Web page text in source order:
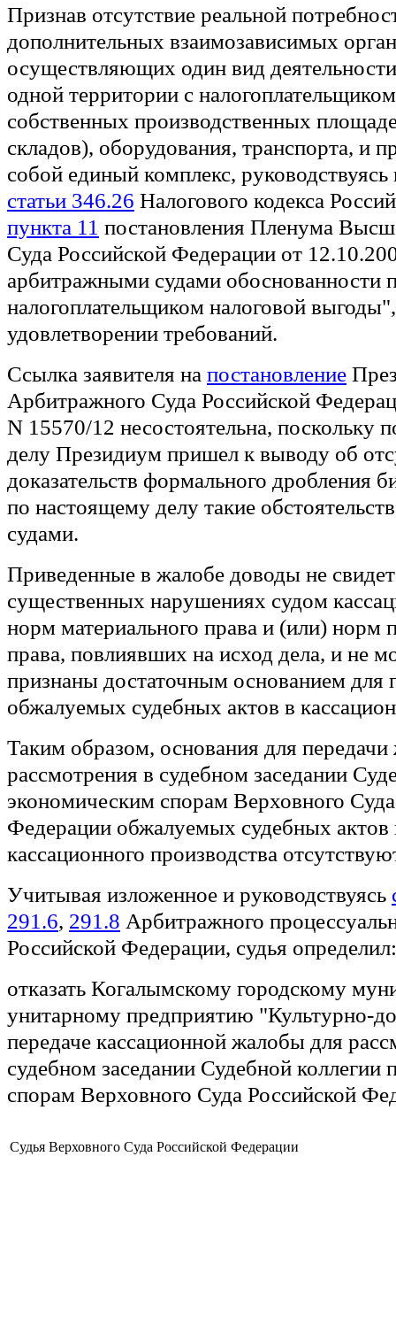
Признав отсутствие реальной
дополнительных взаимозависимых
осуществляющих один вид
одной территории с
собственных производственных
складов), оборудования, транспорта, и
собой единый комплекс,
статьи 346.26 Налогового кодекса
пункта 11 постановления Пленума
Суда Российской Федерации от
арбитражными судами обоснованности
налогоплательщиком налоговой
удовлетворении требований.
Ссылка заявителя на постановление
Арбитражного Суда Российской
N 15570/12 несостоятельна, поскольку
делу Президиум пришел к выводу об
доказательств формального дробления
по настоящему делу такие
судами.
Приведенные в жалобе доводы не
существенных нарушениях судом
норм материального права и (или) норм
права, повлиявших на исход дела, и не
признаны достаточным основанием для
обжалуемых судебных актов в
Таким образом, основания для
рассмотрения в судебном заседании
экономическим спорам Верховного
Федерации обжалуемых судебных актов
кассационного производства
Учитывая изложенное и руководствуясь
291.6, 291.8 Арбитражного
Российской Федерации, судья определил:
отказать Когалымскому городскому
унитарному предприятию "Культурно-
передаче кассационной жалобы для
судебном заседании Судебной коллегии
спорам Верховного Суда Российской
Судья Верховного Суда Российской Федерации